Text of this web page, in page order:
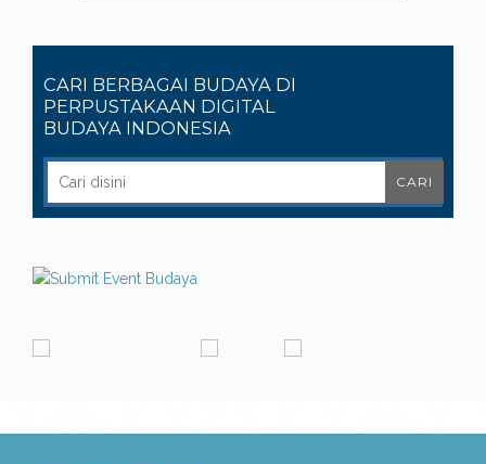
CARI BERBAGAI BUDAYA DI
PERPUSTAKAAN DIGITAL
BUDAYA INDONESIA